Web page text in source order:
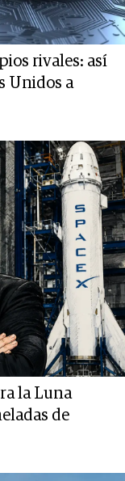
rivales: así
Unidos a
la Luna
de